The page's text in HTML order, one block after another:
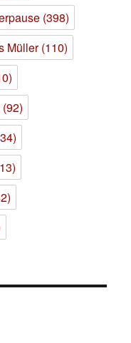
(398)
Müller(110)
(92)